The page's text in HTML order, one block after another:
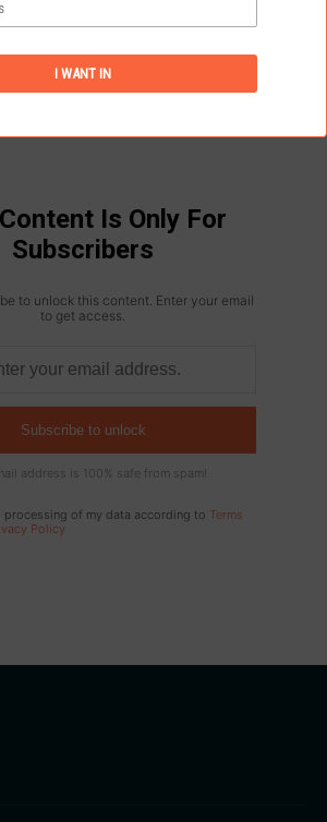
但由於我們由倫敦出發到愛丁堡已經下午
只好從外圍細看，留下少少遺憾留待下次
Is Only For
Subscribers
to unlock this content. Enter your email
to get access.
Subscribe to unlock
address is 100% safe from spam!
processing of my data according to Terms
Policy